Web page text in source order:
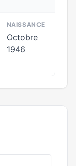
NAISSANCE
Octobre
1946